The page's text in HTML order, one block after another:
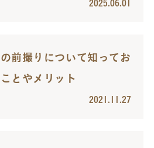
2025.06.01
前撮りについて知ってお
とやメリット
2021.11.27